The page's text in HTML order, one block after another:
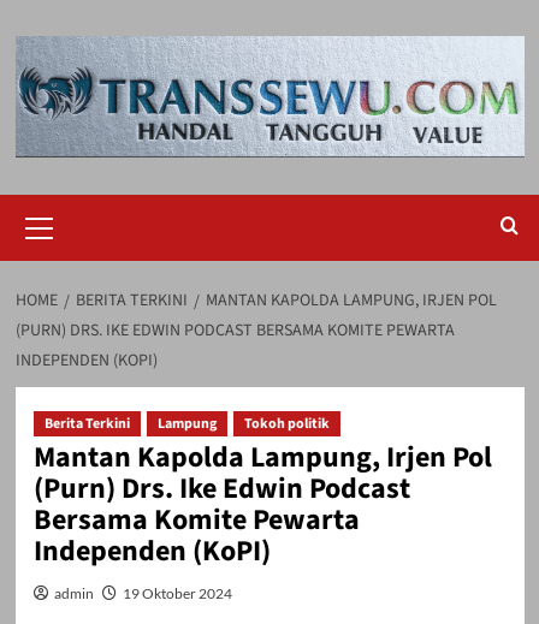
to
content
Menu
HOME BERITA TERKINI
MANTAN KAPOLDA LAMPUNG, IRJEN POL
(PURN) DRS. IKE EDWIN PODCAST BERSAMA KOMITE PEWARTA
INDEPENDEN (KOPI)
Berita Terkini Lampung Tokoh politik
Mantan Kapolda Lampung, Irjen Pol
(Purn) Drs. Ike Edwin Podcast
Bersama Komite Pewarta
Independen (KoPI)
admin 19 Oktober 2024